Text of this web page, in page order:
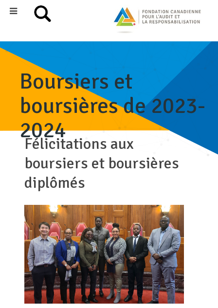
Boursiers et
boursières de 2023-
2024
Félicitations aux
boursiers et boursières
diplômés